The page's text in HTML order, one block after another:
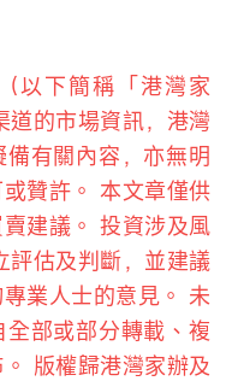
以下簡稱「港灣家
道的市場資訊，港灣
有關內容，亦無明
贊許。 本文章僅供
建議。 投資涉及風
評估及判斷，並建議
業人士的意見。 未
部或部分轉載、複
版權歸港灣家辦及